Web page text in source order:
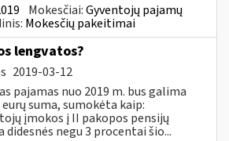
Mokesčiai:Gyventojų pajamų
Mokesčių pakeitimai
lengvatos?
2019-03-12
pajamas nuo 2019 m. bus galima
suma, sumokėta kaip:
įmokos į II pakopos pensijų
didesnės negu 3 procentai šio...